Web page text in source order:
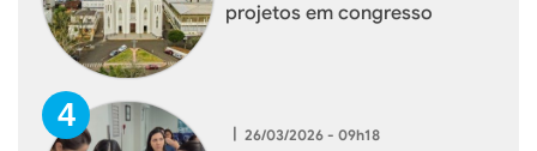
projetos em congresso
| 26/03/2026 - 09h18